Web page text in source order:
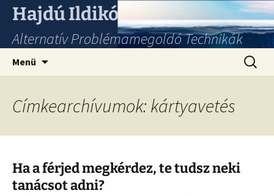
Hajdú Ildikó
Alternatív Problémamegoldó Technikák
Menü
Címkearchívumok: kártyavetés
Ha a férjed megkérdez, te tudsz neki
tanácsot adni?